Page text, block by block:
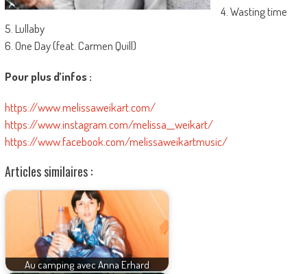
4. Wasting time
5. Lullaby
6. One Day (feat. Carmen Quill)
Pour plus d’infos :
https://www.melissaweikart.com/
https://www.instagram.com/melissa__weikart/
https://www.facebook.com/melissaweikartmusic/
Articles similaires :
Au camping avec Anna Erhard